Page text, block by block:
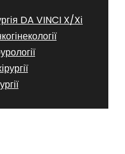
DA VINCI X/Xі